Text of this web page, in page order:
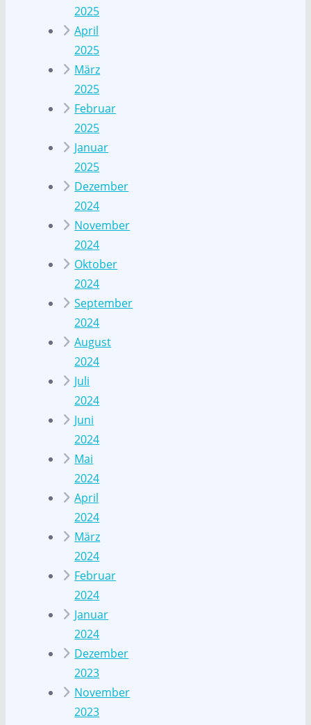
2025
April
2025
März
2025
Februar
2025
Januar
2025
Dezember
2024
November
2024
Oktober
2024
September
2024
August
2024
Juli
2024
Juni
2024
Mai
2024
April
2024
März
2024
Februar
2024
Januar
2024
Dezember
2023
November
2023